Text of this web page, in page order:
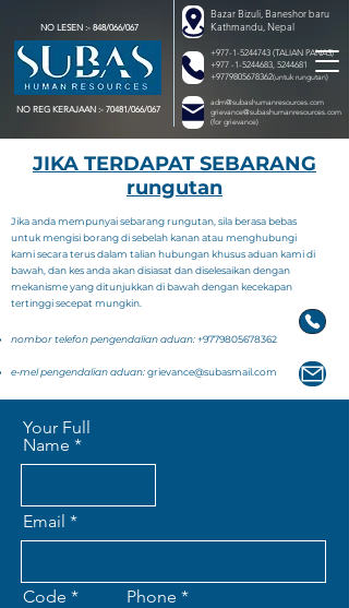
NO LESEN :- 848/066/067
NO REG KERAJAAN :- 70481/066/067
Bazar Bizuli, Baneshor baru
Kathmandu, Nepal
+977-1-5244743 (TALIAN PANAS)
+977 -1-5244683, 5244681
+9779805678362(untuk rungutan)
adm@subashumanresources.com
grievance@subashumanresources.com
(for grievance)
JIKA TERDAPAT SEBARANG
rungutan
Jika anda mempunyai sebarang rungutan, sila berasa bebas
untuk mengisi borang di sebelah kanan atau menghubungi
kami secara terus dalam talian hubungan khusus aduan kami di
bawah, dan kes anda akan disiasat dan diselesaikan dengan
mekanisme yang ditunjukkan di bawah dengan kecekapan
tertinggi secepat mungkin.
nombor telefon pengendalian aduan:+9779805678362
e-mel pengendalian aduan:grievance@subasmail.com
Your Full
Name
Email
Code Phone